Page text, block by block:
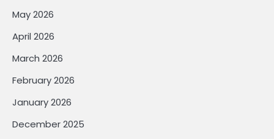
May 2026
April 2026
March 2026
February 2026
January 2026
December 2025